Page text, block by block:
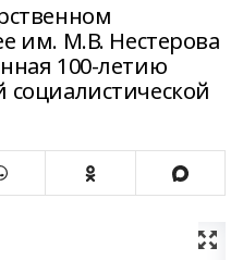
им. М.В. Нестерова
100-летию
социалистической